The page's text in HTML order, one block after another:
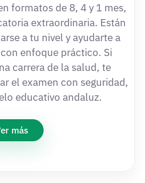
formatos de 8, 4 y 1 mes,
extraordinaria. Están
a tu nivel y ayudarte a
enfoque práctico. Si
carrera de la salud, te
el examen con seguridad,
educativo andaluz.
más